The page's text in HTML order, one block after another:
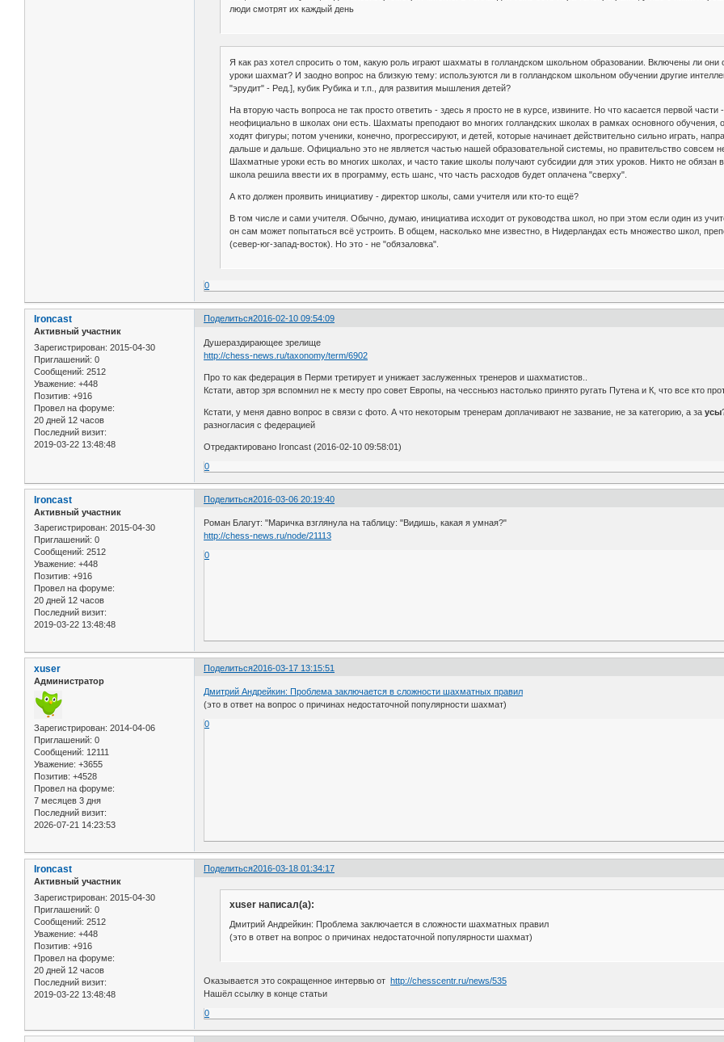
люди смотрят их каждый день
Я как раз хотел спросить о том, какую роль играют шахматы в голландском школьном образовании. Включены ли
уроки шахмат? И заодно вопрос на близкую тему: используются ли в голландском школьном обучении другие
"эрудит" - Ред.], кубик Рубика и т.п., для развития мышления детей?
На вторую часть вопроса не так просто ответить - здесь я просто не в курсе, извините. Но что касается первой
неофициально в школах они есть. Шахматы преподают во многих голландских школах в рамках основного обучения,
ходят фигуры; потом ученики, конечно, прогрессируют, и детей, которые начинает действительно сильно играть,
дальше и дальше. Официально это не является частью нашей образовательной системы, но правительство совсем
Шахматные уроки есть во многих школах, и часто такие школы получают субсидии для этих уроков. Никто не
школа решила ввести их в программу, есть шанс, что часть расходов будет оплачена "сверху".
А кто должен проявить инициативу - директор школы, сами учителя или кто-то ещё?
В том числе и сами учителя. Обычно, думаю, инициатива исходит от руководства школ, но при этом если один из
он сам может попытаться всё устроить. В общем, насколько мне известно, в Нидерландах есть множество школ,
(север-юг-запад-восток). Но это - не "обязаловка".
0
Поделиться2016-02-10 09:54:09
Ironcast
Активный участник
Зарегистрирован: 2015-04-30
Приглашений: 0
Сообщений: 2512
Уважение: +448
Позитив: +916
Провел на форуме:
20 дней 12 часов
Последний визит:
2019-03-22 13:48:48
Душераздирающее зрелище
http://chess-news.ru/taxonomy/term/6902
Про то как федерация в Перми третирует и унижает заслуженных тренеров и шахматистов..
Кстати, автор зря вспомнил не к месту про совет Европы, на чессньюз настолько принято ругать Путена и К, что все кто
Кстати, у меня давно вопрос в связи с фото. А что некоторым тренерам доплачивают не зазвание, не за категорию, а заусы
разногласия с федерацией
Отредактировано Ironcast (2016-02-10 09:58:01)
0
Поделиться2016-03-06 20:19:40
Ironcast
Активный участник
Зарегистрирован: 2015-04-30
Приглашений: 0
Сообщений: 2512
Уважение: +448
Позитив: +916
Провел на форуме:
20 дней 12 часов
Последний визит:
2019-03-22 13:48:48
Роман Благут: "Маричка взглянула на таблицу: "Видишь, какая я умная?"
http://chess-news.ru/node/21113
0
Поделиться2016-03-17 13:15:51
xuser
Администратор
Зарегистрирован: 2014-04-06
Приглашений: 0
Сообщений: 12111
Уважение: +3655
Позитив: +4528
Провел на форуме:
7 месяцев 3 дня
Последний визит:
2026-07-21 14:23:53
Дмитрий Андрейкин: Проблема заключается в сложности шахматных правил
(это в ответ на вопрос о причинах недостаточной популярности шахмат)
0
Поделиться2016-03-18 01:34:17
Ironcast
Активный участник
Зарегистрирован: 2015-04-30
Приглашений: 0
Сообщений: 2512
Уважение: +448
Позитив: +916
Провел на форуме:
20 дней 12 часов
Последний визит:
2019-03-22 13:48:48
xuser написал(а):
Дмитрий Андрейкин: Проблема заключается в сложности шахматных правил
(это в ответ на вопрос о причинах недостаточной популярности шахмат)
Оказывается это сокращенное интервью отhttp://chesscentr.ru/news/535
Нашёл ссылку в конце статьи
0